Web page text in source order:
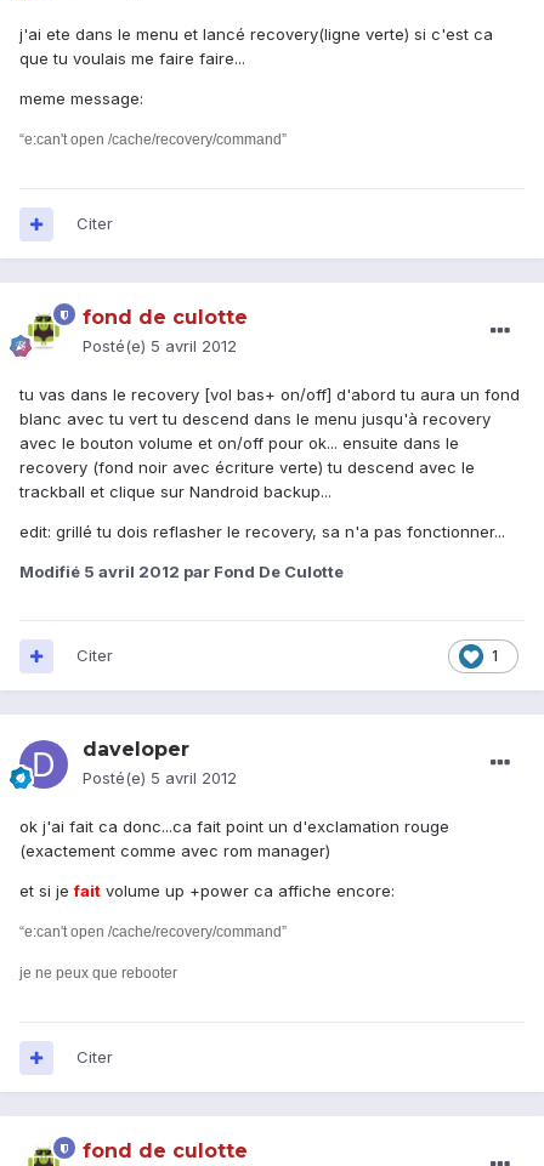
j'ai ete dans le menu et lancé recovery(ligne verte) si c'est ca
que tu voulais me faire faire...
meme message:
“e:can't open /cache/recovery/command”
Citer
fond de culotte
Posté(e) 5 avril 2012
tu vas dans le recovery [vol bas+ on/off] d'abord tu aura un fond
blanc avec tu vert tu descend dans le menu jusqu'à recovery
avec le bouton volume et on/off pour ok... ensuite dans le
recovery (fond noir avec écriture verte) tu descend avec le
trackball et clique sur Nandroid backup...
edit: grillé tu dois reflasher le recovery, sa n'a pas fonctionner...
Modifié 5 avril 2012 par Fond De Culotte
1
Citer
daveloper
Posté(e) 5 avril 2012
ok j'ai fait ca donc...ca fait point un d'exclamation rouge
(exactement comme avec rom manager)
et si jefait volume up +power ca affiche encore:
“e:can't open /cache/recovery/command”
je ne peux que rebooter
Citer
fond de culotte